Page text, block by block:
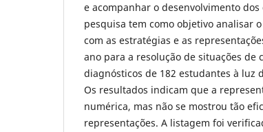
e acompanhar o desenvolvimento
pesquisa tem como objetivo analisar
com as estratégias e as
ano para a resolução de situações de
diagnósticos de 182 estudantes à luz
Os resultados indicam que a
numérica, mas não se mostrou tão
representações. A listagem foi